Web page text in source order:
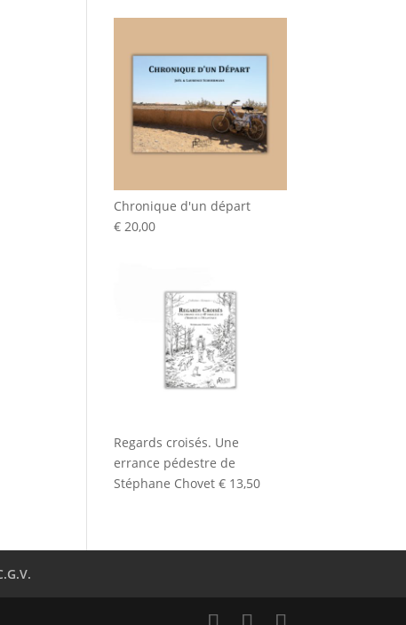
Chronique d'un départ
€ 20,00
Regards croisés. Une
errance pédestre de
Stéphane Chovet € 13,50